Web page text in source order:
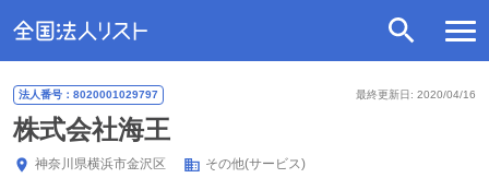
最終更新日: 2020/04/16
法人番号：8020001029797
株式会社海王
神奈川県横浜市金沢区 その他(サービス)